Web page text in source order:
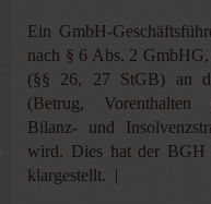
Ein GmbH-
nach § 6 Abs. 2
(§§ 26, 27 StGB) an
(Betrug, Vorenthalten
Bilanz- und
wird. Dies hat der BGH
klargestellt. |